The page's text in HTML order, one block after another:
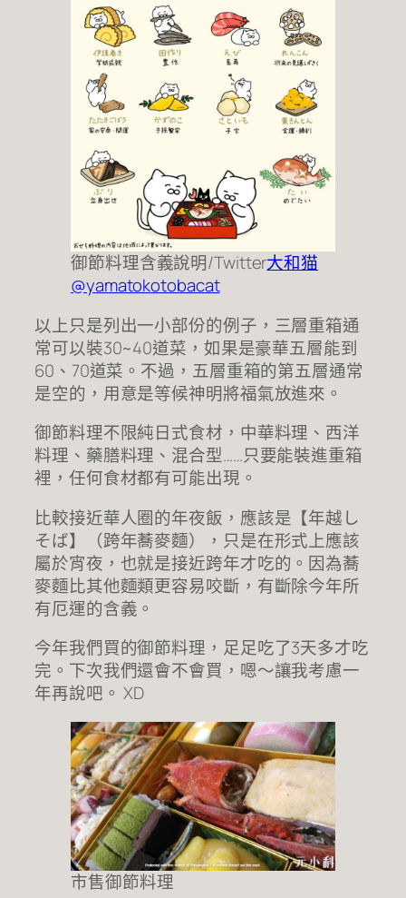
御節料理含義說明/Twitter大和猫
@yamatokotobacat
以上只是列出一小部份的例子，三層重箱通
常可以裝30~40道菜，如果是豪華五層能到
60、70道菜。不過，五層重箱的第五層通常
是空的，用意是等候神明將福氣放進來。
御節料理不限純日式食材，中華料理、西洋
料理、藥膳料理、混合型……只要能裝進重箱
裡，任何食材都有可能出現。
比較接近華人圈的年夜飯，應該是【年越し
そば】（跨年蕎麥麵），只是在形式上應該
屬於宵夜，也就是接近跨年才吃的。因為蕎
麥麵比其他麵類更容易咬斷，有斷除今年所
有厄運的含義。
今年我們買的御節料理，足足吃了3天多才吃
完。下次我們還會不會買，嗯～讓我考慮一
年再說吧。 XD
市售御節料理